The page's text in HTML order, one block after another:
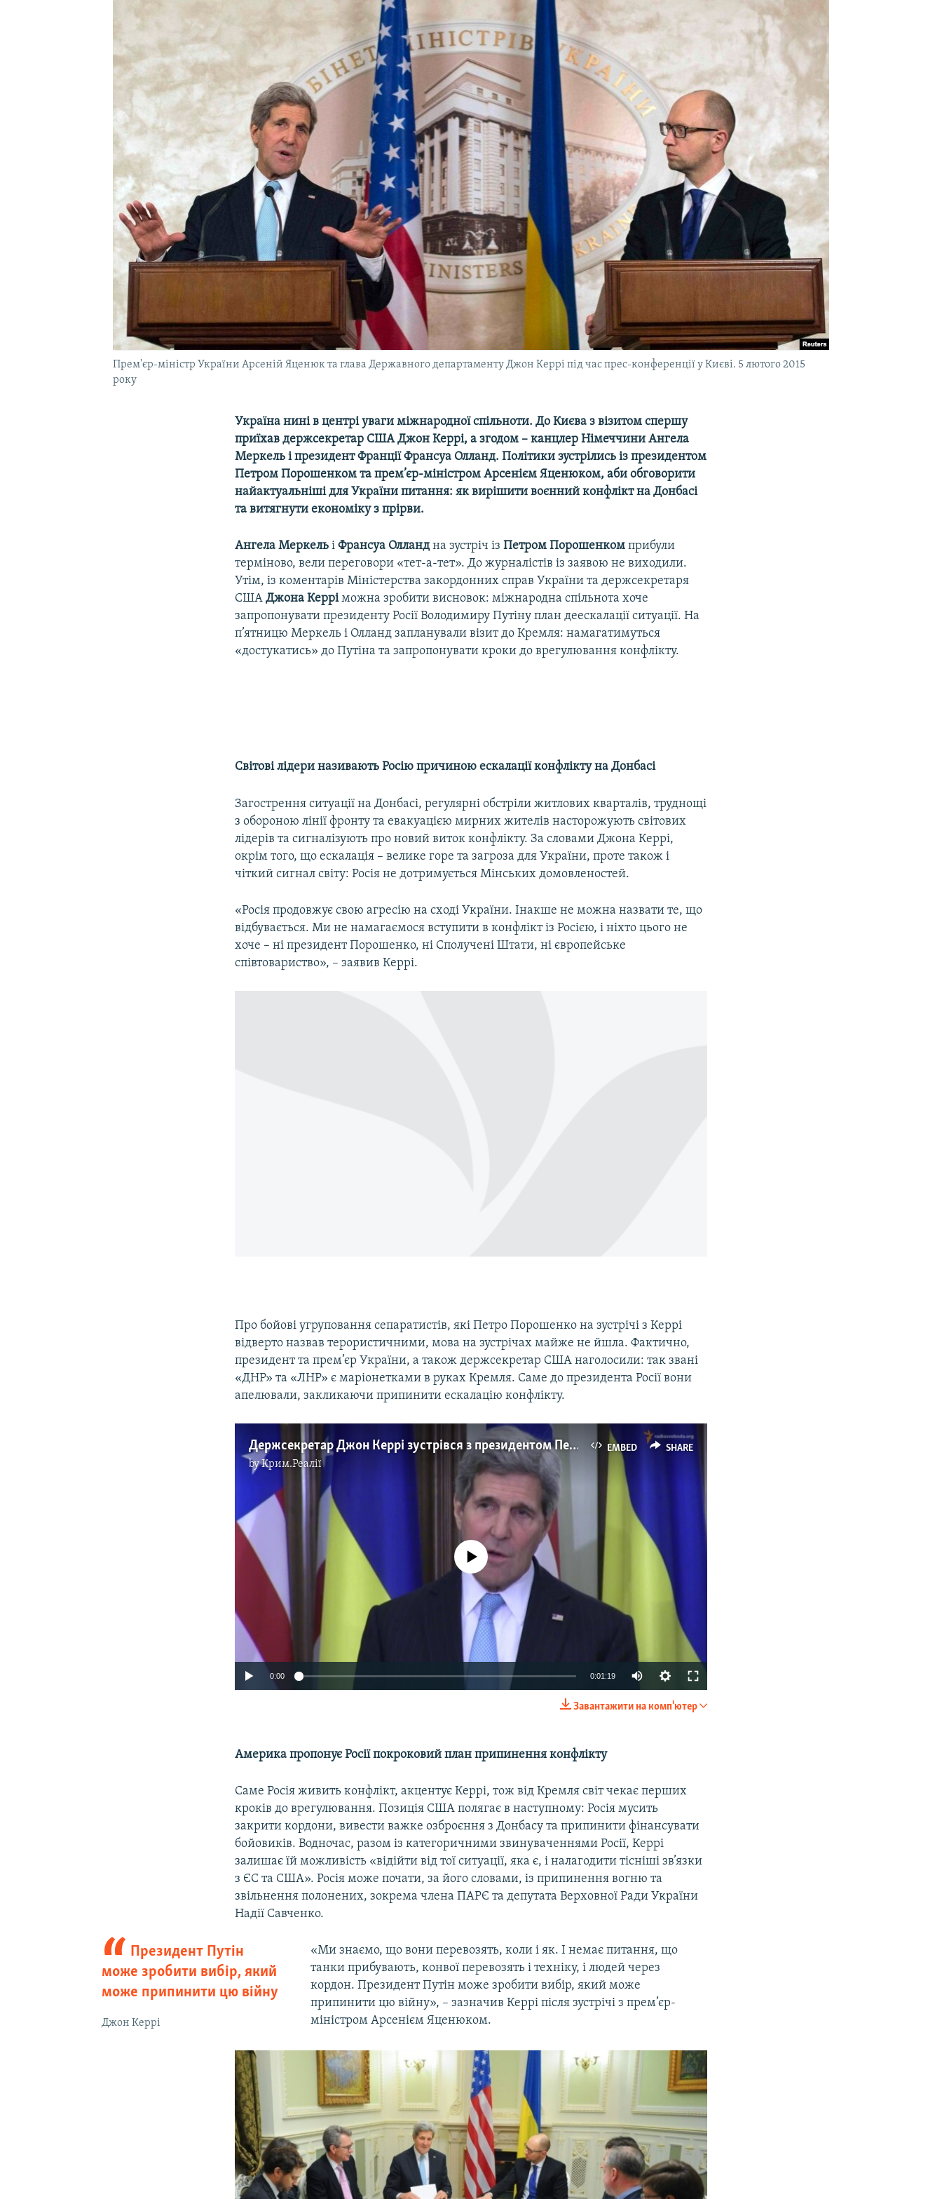
УКРАЇНСЬКА ПРОБЛЕМА КРИМУ
Прем'єр-міністр України Арсеній Яценюк та глава Державного департаменту Джон Керрі під час прес-конференції у Києві. 5 лютого 2015
року
Україна нині в центрі уваги міжнародної спільноти. До Києва з візитом спершу
приїхав держсекретар США Джон Керрі, а згодом – канцлер Німеччини Ангела
Меркель і президент Франції Франсуа Олланд. Політики зустрілись із президентом
Петром Порошенком та прем’єр-міністром Арсенієм Яценюком, аби обговорити
найактуальніші для України питання: як вирішити воєнний конфлікт на Донбасі
та витягнути економіку з прірви.
Ангела Меркель іФрансуа Олландна зустріч ізПетром Порошенком прибули
терміново, вели переговори «тет-а-тет». До журналістів із заявою не виходили.
Утім, із коментарів Міністерства закордонних справ України та держсекретаря
СШАДжона Керріможна зробити висновок: міжнародна спільнота хоче
запропонувати президенту Росії Володимиру Путіну план деескалації ситуації. На
п’ятницю Меркель і Олланд запланували візит до Кремля: намагатимуться
«достукатись» до Путіна та запропонувати кроки до врегулювання конфлікту.
Світові лідери називають Росію причиною ескалації конфлікту на Донбасі
Загострення ситуації на Донбасі, регулярні обстріли житлових кварталів, труднощі
з обороною лінії фронту та евакуацією мирних жителів насторожують світових
лідерів та сигналізують про новий виток конфлікту. За словами Джона Керрі,
окрім того, що ескалація – велике горе та загроза для України, проте також і
чіткий сигнал світу: Росія не дотримується Мінських домовленостей.
«Росія продовжує свою агресію на сході України. Інакше не можна назвати те, що
відбувається. Ми не намагаємося вступити в конфлікт із Росією, і ніхто цього не
хоче – ні президент Порошенко, ні Сполучені Штати, ні європейське
співтовариство», – заявив Керрі.
Про бойові угруповання сепаратистів, які Петро Порошенко на зустрічі з Керрі
відверто назвав терористичними, мова на зустрічах майже не йшла. Фактично,
президент та прем’єр України, а також держсекретар США наголосили: так звані
«ДНР» та «ЛНР» є маріонетками в руках Кремля. Саме до президента Росії вони
апелювали, закликаючи припинити ескалацію конфлікту.
EMBED SHARE
Держсекретар Джон Керрі зустрівся з президентом Петром Порошенком
byКрим.Реалії
No media source currently available
0:00 0:01:19
Завантажити на комп'ютер
Америка пропонує Росії покроковий план припинення конфлікту
Саме Росія живить конфлікт, акцентує Керрі, тож від Кремля світ чекає перших
кроків до врегулювання. Позиція США полягає в наступному: Росія мусить
закрити кордони, вивести важке озброєння з Донбасу та припинити фінансувати
бойовиків. Водночас, разом із категоричними звинуваченнями Росії, Керрі
залишає їй можливість «відійти від тої ситуації, яка є, і налагодити тісніші зв’язки
з ЄС та США». Росія може почати, за його словами, із припинення вогню та
звільнення полонених, зокрема члена ПАРЄ та депутата Верховної Ради України
Надії Савченко.
Президент Путін
може зробити вибір, який
може припинити цю війну
Джон Керрі
«Ми знаємо, що вони перевозять, коли і як. І немає питання, що
танки прибувають, конвої перевозять і техніку, і людей через
кордон. Президент Путін може зробити вибір, який може
припинити цю війну», – зазначив Керрі після зустрічі з прем’єр-
міністром Арсенієм Яценюком.